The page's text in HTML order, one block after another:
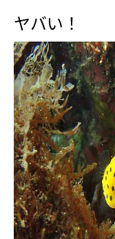
ヤバい！